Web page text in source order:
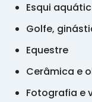
Esqui
Golfe,
Equestre
Cerâmica e
Fotografia e